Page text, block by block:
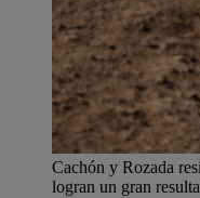
Cachón y Rozada
logran un gran